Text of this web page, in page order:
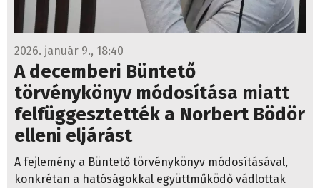
2026. január 9., 18:40
A decemberi Büntető
törvénykönyv módosítása miatt
felfüggesztették a Norbert Bödör
elleni eljárást
A fejlemény a Büntető törvénykönyv módosításával,
konkrétan a hatóságokkal együttműködő vádlottak